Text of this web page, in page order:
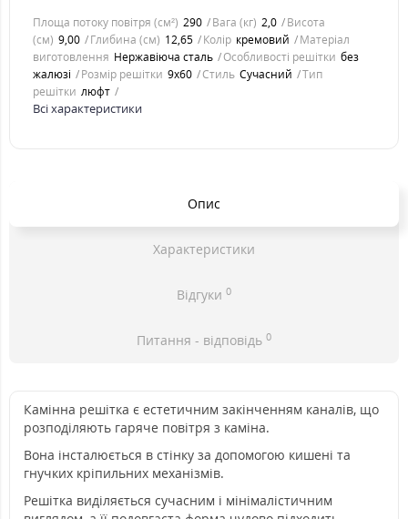
Площа потоку повітря (см²) 290 Вага (кг) 2,0
Висота
(см) 9,00 Глибина (см) 12,65 Колір кремовий
Матеріал
виготовлення Нержавіюча сталь Особливості решітки без
жалюзі
Розмір решітки 9x60 Стиль Cучасний
Тип
решітки люфт
Всі характеристики
Опис
Характеристики
Відгуки 0
Питання - відповідь 0
Камінна решітка є естетичним закінченням каналів, що
розподіляють гаряче повітря з каміна.
Вона інсталюється в стінку за допомогою кишені та
гнучких кріпильних механізмів.
Решітка виділяється сучасним і мінімалістичним